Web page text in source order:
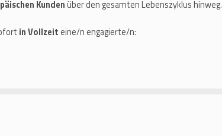
Kundenüber den gesamten Lebenszyklus hinweg.
in Vollzeit eine/n engagierte/n: